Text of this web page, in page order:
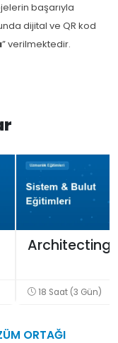
başarıyla
dijital ve QR kod
” verilmektedir.
Architecting
18 Saat (3 Gün)
ORTAĞI